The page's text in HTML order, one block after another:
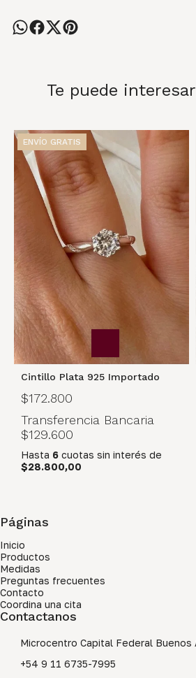
Te puede
ENVÍO GRATIS
Cintillo Plata 925 Importado
$172.800
Transferencia Bancaria
$129.600
Hasta 6 cuotas sin interés de
$28.800,00
Páginas
Inicio
Productos
Medidas
Preguntas frecuentes
Contacto
Coordina una cita
Contactanos
Microcentro Capital Federal Buenos
+54 9 11 6735-7995